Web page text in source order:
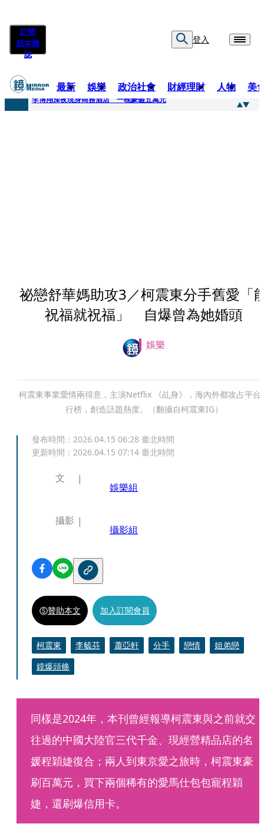
訂閱
紙本雜
誌
登入
最新 娛樂 政治社會 財經理財 人物 美
快訊
李博翔深夜現身商務酒店 一晚豪砸五萬元
祕戀舒華媽助攻3／柯震東分手舊愛「
祝福就祝福」 自爆曾為她婚頭
娛樂
柯震東事業愛情兩得意，主演Netflix 《乩身》，海內外都攻占平台
行榜，創造話題熱度。（翻攝自柯震東IG）
發布時間： 2026.04.15 06:28 臺北時間
更新時間： 2026.04.15 07:14 臺北時間
文
娛樂組
攝影
攝影組
贊助本文 加入訂閱會員
柯震東 李毓芬 蕭亞軒 分手 戀情
姐弟戀
鏡爆頭條
同樣是2024年，本刊曾經報導柯震東與之前就交
往過的中國大陸官三代千金、現經營精品店的名
媛程穎婕復合；兩人到東京愛之旅時，柯震東豪
刷百萬元，買下兩個稀有的愛馬仕包包寵程穎
婕，還刷爆信用卡。